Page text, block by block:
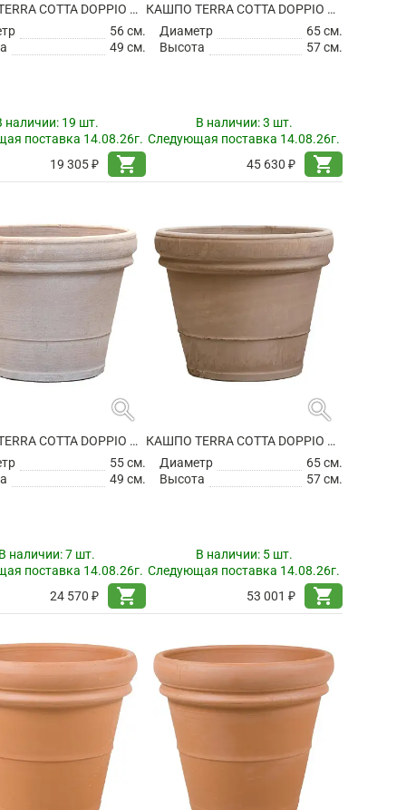
КАШПО TERRA COTTA DOPPIO BORDO ANTIQUES
56 см.
49 см.
наличии: 19 шт.
поставка 14.08.26г.
19 305 ₽
shopping_cart
КАШПО TERRA COTTA DOPPIO BORDO ANTIQUES
Диаметр
65 см.
Высота
57 см.
В наличии:3 шт.
Следующая поставка 14.08.26г.
45 630 ₽
shopping_cart
search
КАШПО TERRA COTTA DOPPIO BORDO GREY
55 см.
49 см.
наличии:7 шт.
поставка 14.08.26г.
24 570 ₽
shopping_cart
search
КАШПО TERRA COTTA DOPPIO BORDO GREY
Диаметр
65 см.
Высота
57 см.
В наличии: 5 шт.
Следующая поставка 14.08.26г.
53 001 ₽
shopping_cart